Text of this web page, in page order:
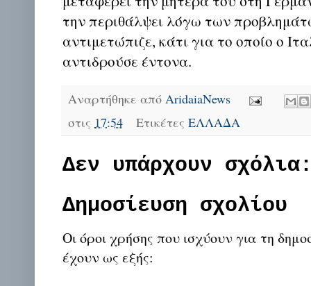
την περιθάλψει λόγω των
αντιμετώπιζε, κάτι για το οποίο ο
αντιδρούσε έντονα.
Αναρτήθηκε από AridaiaNews
στις 17:54 ΕτικέτεςΕΛΛΑΔΑ
Δεν υπάρχουν
Δημοσίευση σχολίου
Οι όροι χρήσης που ισχύουν για τη
έχουν ως εξής: